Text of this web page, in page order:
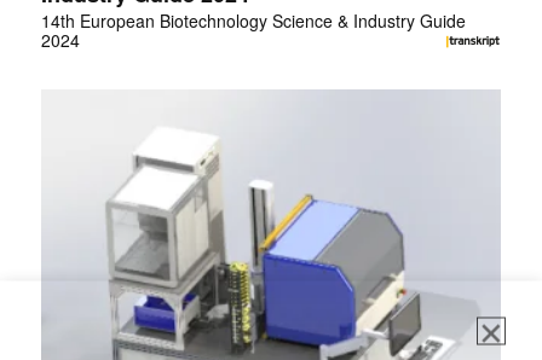
14th European Biotechnology Science & Industry Guide
2024